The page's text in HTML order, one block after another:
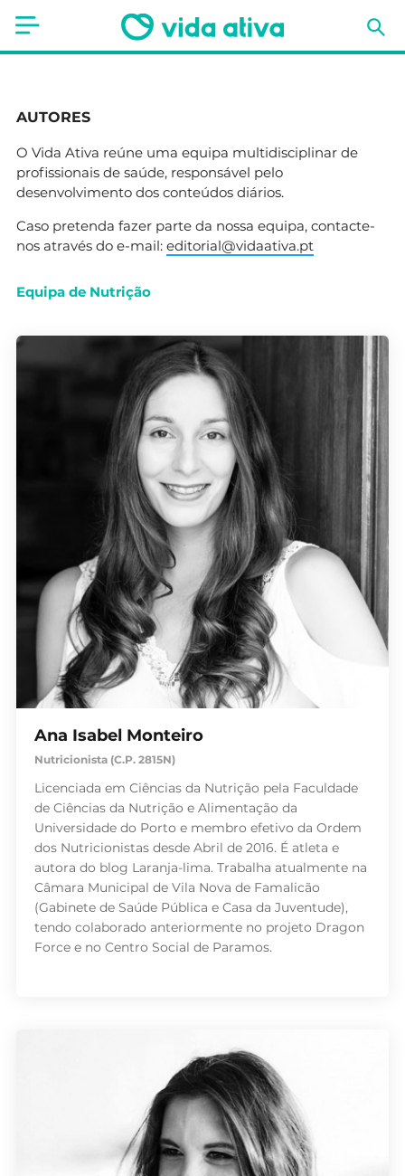
Estética
Nutrição
Receitas
Fitness
Mães e Bebés
Animais de Estimação
AUTORES
O Vida Ativa reúne uma equipa multidisciplinar de
profissionais de saúde, responsável pelo
desenvolvimento dos conteúdos diários.
Caso pretenda fazer parte da nossa equipa, contacte-
nos através do e-mail: editorial@vidaativa.pt
Equipa de Nutrição
Ana Isabel Monteiro
Nutricionista (C.P. 2815N)
Licenciada em Ciências da Nutrição pela Faculdade
de Ciências da Nutrição e Alimentação da
Universidade do Porto e membro efetivo da Ordem
dos Nutricionistas desde Abril de 2016. É atleta e
autora do blog Laranja-lima. Trabalha atualmente na
Câmara Municipal de Vila Nova de Famalicão
(Gabinete de Saúde Pública e Casa da Juventude),
tendo colaborado anteriormente no projeto Dragon
Force e no Centro Social de Paramos.